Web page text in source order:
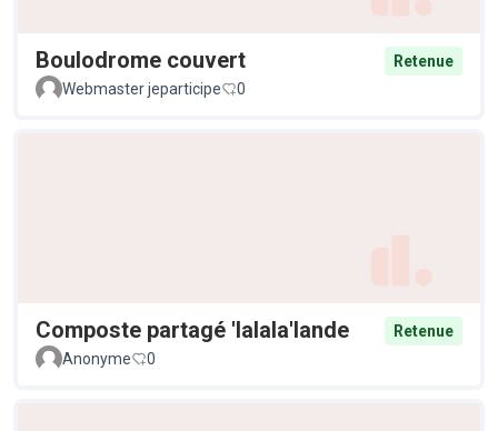
Boulodrome couvert
Retenue
Webmaster jeparticipe
0
Composte partagé 'lalala'lande
Retenue
Anonyme
0